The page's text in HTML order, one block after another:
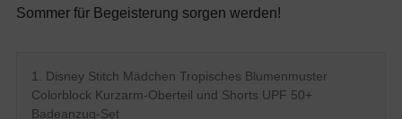
Sommer für Begeisterung sorgen werden!
1. Disney Stitch Mädchen Tropisches Blumenmuster
Colorblock Kurzarm-Oberteil und Shorts UPF 50+
Badeanzug-Set